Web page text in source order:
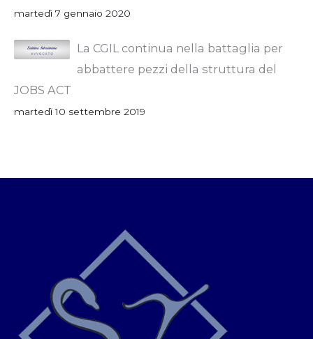
martedì 7 gennaio 2020
La CGIL continua nella battaglia per
abbattere pezzi della struttura del
JOBS ACT
martedì 10 settembre 2019